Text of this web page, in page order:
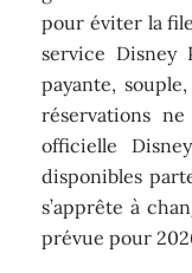
pour éviter la
service Disney
payante,
réservations
officielle
disponibles
s’apprête à
prévue pour